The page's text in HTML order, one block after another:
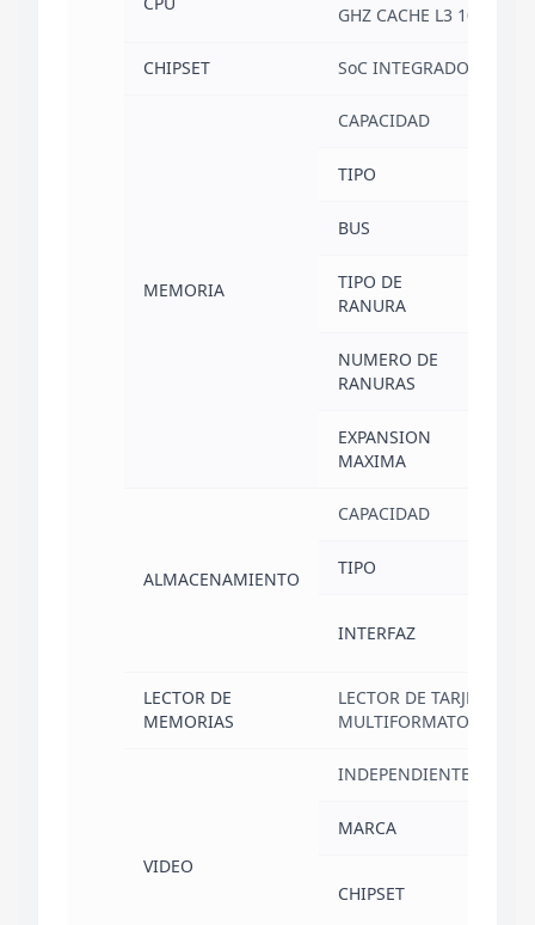
GHZ CACHE L3 10 MB
CHIPSET SoC INTEGRADO INTEL
MEMORIA
CAPACIDAD
TIPO
BUS
TIPO DE
RANURA
NUMERO DE
RANURAS
EXPANSION
MAXIMA
ALMACENAMIENTO
CAPACIDAD
TIPO
INTERFAZ
LECTOR DE
MEMORIAS
LECTOR DE TARJETAS SD
MULTIFORMATO
VIDEO
INDEPENDIENTE
MARCA
CHIPSET